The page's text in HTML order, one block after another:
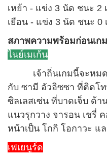
เหย้า - แข่ง 3 นัด ชนะ 2
เยือน - แข่ง 3 นัด ชนะ 0
สภาพความพร้อมก่อนเกม
ไนย์เมเก้น
เจ้าถิ่นเกมนี้จะหมดสิ
กับ ซามี อัวอิซซา ที่ติดโ
ซิลเลสเซ่น ที่บาดเจ็บ ด้
แนวรุกวาง จารอน เชรี่
หน้าเป็น โกกิ โอกาวะ แ
เฟเยนูร์ด